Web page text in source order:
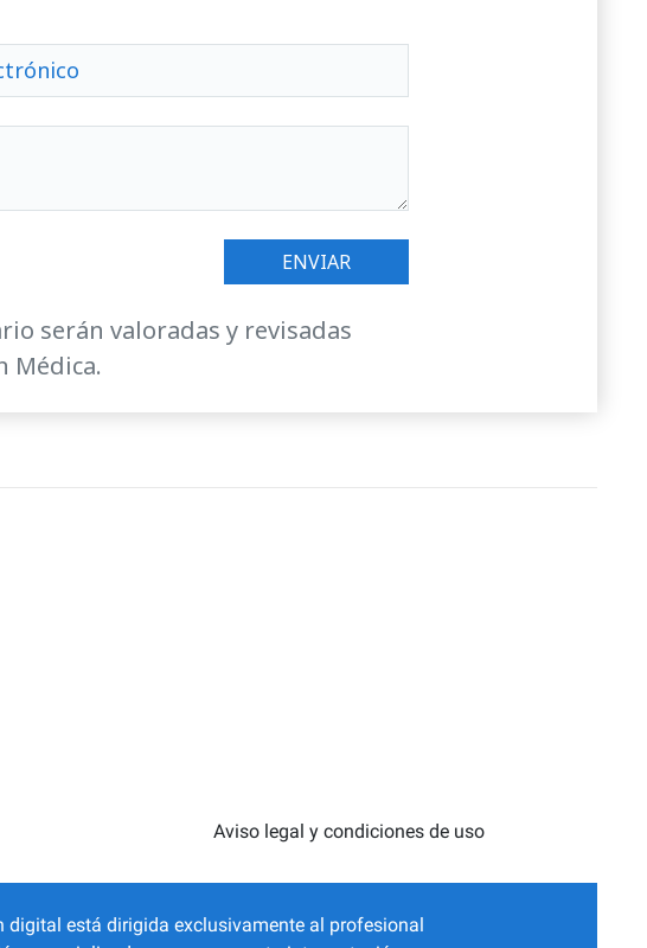
serán valoradas y revisadas
Médica.
Aviso legal y condiciones de uso
digital está dirigida exclusivamente al profesional